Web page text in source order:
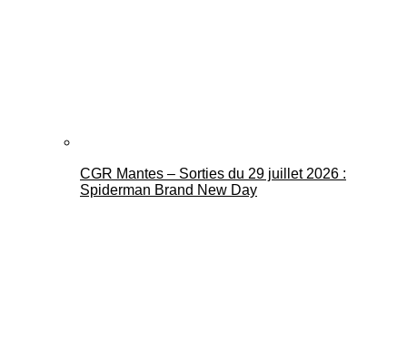
CGR Mantes – Sorties du 29 juillet 2026 :
Spiderman Brand New Day